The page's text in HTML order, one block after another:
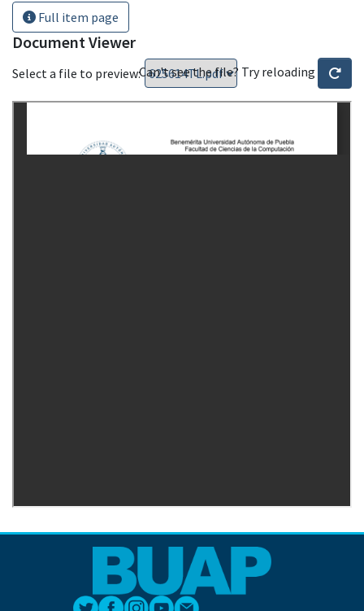
Full item page
Document Viewer
Select a file to preview:Can't see the file? Try reloading